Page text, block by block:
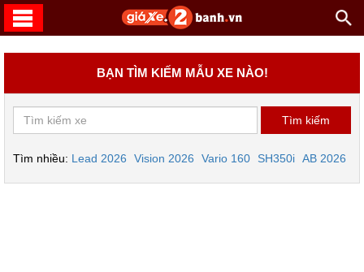
BẠN TÌM KIẾM MẪU XE NÀO!
Tìm nhiều: Lead 2026 Vision 2026 Vario 160 SH350i AB 2026